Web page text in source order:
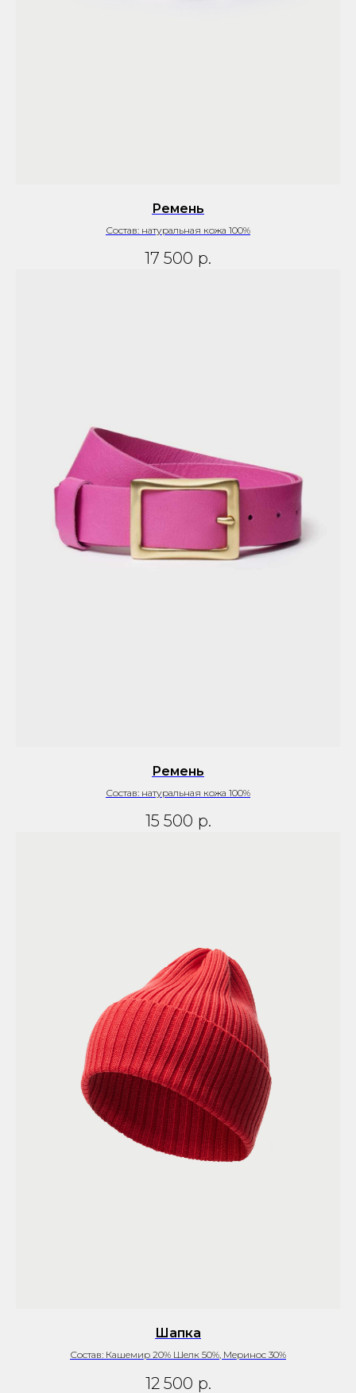
Ремень
Состав: натуральная кожа 100%
17 500 р.
Ремень
Состав: натуральная кожа 100%
15 500 р.
Шапка
Состав: Кашемир 20% Шелк 50%, Меринос 30%
12 500 р.